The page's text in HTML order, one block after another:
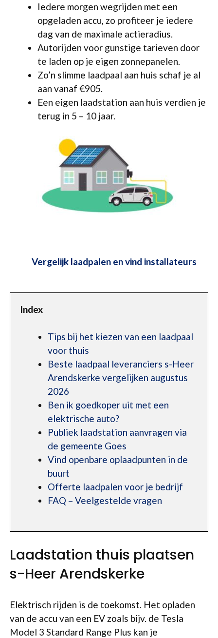
Iedere morgen wegrijden met een
opgeladen accu, zo profiteer je iedere
dag van de maximale actieradius.
Autorijden voor gunstige tarieven door
te laden op je eigen zonnepanelen.
Zo’n slimme laadpaal aan huis schaf je al
aan vanaf €905.
Een eigen laadstation aan huis verdien je
terug in 5 – 10 jaar.
Vergelijk laadpalen en vind installateurs
Index
Tips bij het kiezen van een laadpaal
voor thuis
Beste laadpaal leveranciers s-Heer
Arendskerke vergelijken augustus
2026
Ben ik goedkoper uit met een
elektrische auto?
Publiek laadstation aanvragen via
de gemeente Goes
Vind openbare oplaadpunten in de
buurt
Offerte laadpalen voor je bedrijf
FAQ – Veelgestelde vragen
Laadstation thuis plaatsen
s-Heer Arendskerke
Elektrisch rijden is de toekomst. Het opladen
van de accu van een EV zoals bijv. de Tesla
Model 3 Standard Range Plus kan je